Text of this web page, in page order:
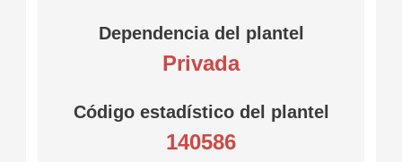
Dependencia del plantel
Privada
Código estadístico del plantel
140586